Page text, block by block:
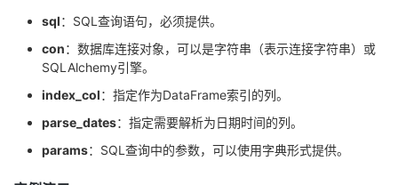
动
关
注
的
开
发
我
的
Programs
我
sql：SQL查询语句，必须提供。
con：数据库连接对象，可以是字符串（表示连接字符串）或
SQLAlchemy引擎。
index_col：指定作为DataFrame索引的列。
parse_dates：指定需要解析为日期时间的列。
params：SQL查询中的参数，可以使用字典形式提供。